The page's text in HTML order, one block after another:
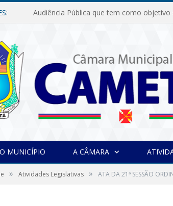
O MUNICÍPIO A CÂMARA
» Atividades Legislativas » ATA DA 21ª SESSÃO